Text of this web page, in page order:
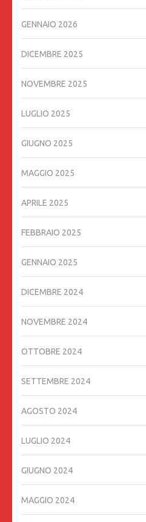
GENNAIO 2026
DICEMBRE 2025
NOVEMBRE 2025
LUGLIO 2025
GIUGNO 2025
MAGGIO 2025
APRILE 2025
FEBBRAIO 2025
GENNAIO 2025
DICEMBRE 2024
NOVEMBRE 2024
OTTOBRE 2024
SETTEMBRE 2024
AGOSTO 2024
LUGLIO 2024
GIUGNO 2024
MAGGIO 2024